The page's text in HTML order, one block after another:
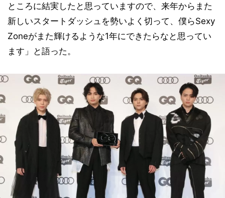
ところに結実したと思っていますので、来年からまた
新しいスタートダッシュを勢いよく切って、僕らSexy
Zoneがまた輝けるような1年にできたらなと思ってい
ます」と語った。